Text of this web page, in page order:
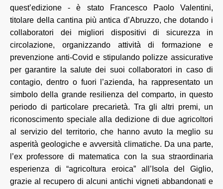
quest’edizione - è stato Francesco Paolo Valentini,
titolare della cantina più antica d’Abruzzo, che dotando i
collaboratori dei migliori dispositivi di sicurezza in
circolazione, organizzando attività di formazione e
prevenzione anti-Covid e stipulando polizze assicurative
per garantire la salute dei suoi collaboratori in caso di
contagio, dentro o fuori l’azienda, ha rappresentato un
simbolo della grande resilienza del comparto, in questo
periodo di particolare precarietà. Tra gli altri premi, un
riconoscimento speciale alla dedizione di due agricoltori
al servizio del territorio, che hanno avuto la meglio su
asperità geologiche e avversità climatiche. Da una parte,
l’ex professore di matematica con la sua straordinaria
esperienza di “agricoltura eroica” all’Isola del Giglio,
grazie al recupero di alcuni antichi vigneti abbandonati e